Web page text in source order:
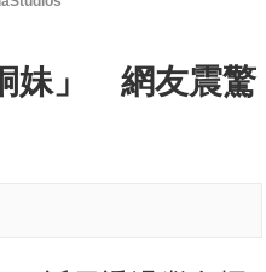
妹」 網友震驚